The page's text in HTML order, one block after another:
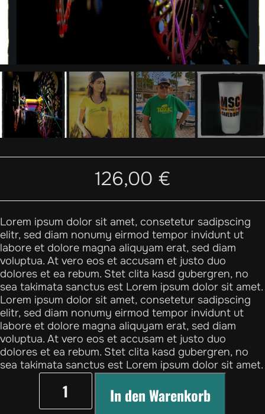
&
126,00 €
Lorem ipsum dolor sit amet, consetetur sadipscing
elitr, sed diam nonumy eirmod tempor invidunt ut
labore et dolore magna aliquyam erat, sed diam
voluptua. At vero eos et accusam et justo duo
dolores et ea rebum. Stet clita kasd gubergren, no
sea takimata sanctus est Lorem ipsum dolor sit amet.
Lorem ipsum dolor sit amet, consetetur sadipscing
elitr, sed diam nonumy eirmod tempor invidunt ut
labore et dolore magna aliquyam erat, sed diam
voluptua. At vero eos et accusam et justo duo
dolores et ea rebum. Stet clita kasd gubergren, no
sea takimata sanctus est Lorem ipsum dolor sit amet.
Testproduct#7
Menge
In den Warenkorb